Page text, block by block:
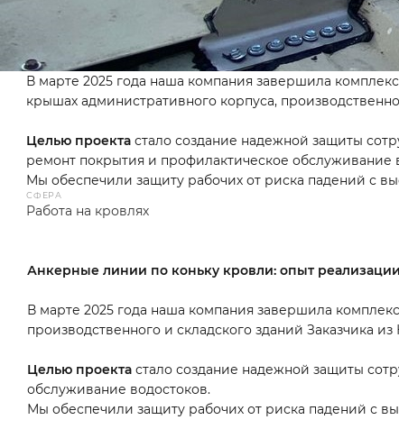
В марте 2025 года наша компания завершила
крышах административного корпуса,
Целью проекта стало создание надежной защиты
ремонт покрытия и профилактическое обслуживание
Мы обеспечили защиту рабочих от риска падений с
СФЕРА
Работа на кровлях
Анкерные линии по коньку кровли: опыт
В марте 2025 года наша компания завершила
производственного и складского зданий Заказчика
Целью проекта стало создание надежной защиты
обслуживание водостоков.
Мы обеспечили защиту рабочих от риска падений с